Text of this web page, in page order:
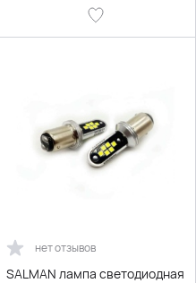
нет отзывов
SALMAN лампа светодиодная